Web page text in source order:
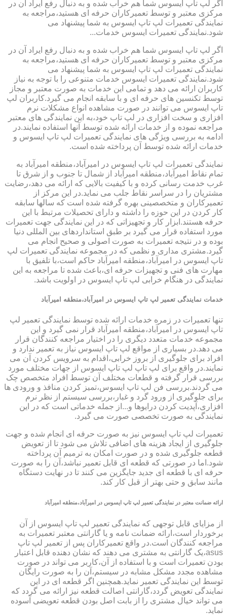
اگر لپ تاپ ایسوس شما هم خراب شده و به دنبال رفع ایراد آن در
مرکزی معتبر و توسط تعمیرکاران حرفه ای هستید،مراجعه به
نمایندگی تعمیرات لپ تاپ ایسوس به شما پیشنهاد می
شود.نمایندگی تعمیرات ایسوس خدمات...
اگر لپ تاپ ایسوس شما هم خراب شده و به دنبال رفع ایراد آن در
مرکزی معتبر و توسط تعمیرکاران حرفه ای هستید،مراجعه به
نمایندگی تعمیرات لپ تاپ ایسوس به شما پیشنهاد می
شود.نمایندگی تعمیرات ایسوس خدمات متنوعی را با توجه به نیاز
کاربران ارائه می دهد و تمامی این خدمات به صورت معتبر و مجاز
توسط تکنسین های حرفه ای و با سابقه انجام می گیرد.کاربران لپ
تاپ ایسوس می توانند در صورت مشاهده انواع مشکلات نرم
افزاری و سخت افزاری در لپ تاپ خود،به این نمایندگی های معتبر
مراجعه نموده و از خدمات ارائه شده توسط آنها استفاده نمایند.در
ادامه به بررسی ویژگی های نمایندگی تعمیرات لپ تاپ ایسوس و
خدمات ارائه شده توسط آن پرداخته شده است.
نمایندگی تعمیرات لپ تاپ ایسوس در امیرآباد،منطقه امیرآباد به
تمام نقاط امیرآباد،منطقه امیرآباد از شمال تا جنوب و از شرق تا
غرب خدمت رسانی کرده و با کیفیت بالایی که ارائه می دهد،رضایت
مشتریان را در سراسر نقاط جلب می نماید.در این مرکز از
تعمیرکاران و متخصصینی بهره گرفته شده است که سالها سابقه
کار کردن در این حوزه را داشته و دارای تحصیلات مرتبط با این
حرفه هستند.ابزار کار و تجهیزاتی که در این نمایندگی جهت تعمیرات
مورد استفاده قرار می گیرد بر طبق استانداردهای بین المللی دنیا
بوده و در نتیجه تعمیرات به صورت اصولی و صحیح انجام می
گیرد.مشتری مداری و نظمی که در مجموعه نمایندگی تعمیرات لپ
تاپ ایسوس در امیرآباد،منطقه امیرآباد حاکم است،با تلفیق با
مهارت های فنی و تجهیزات حرفه ای،باعث شده تا مراجعه به این
نمایندگی در هنگام خرابی لپ تاپ ایسوس در اولویت باشد.
خدمات نمایندگی تعمیر لپ تاپ ایسوس در امیرآباد،منطقه امیرآباد
تنها تعمیرات در زمره خدمات ارائه شده توسط نمایندگی تعمیر لپ
تاپ ایسوس در امیرآباد،منطقه امیرآباد قرار نمی گیرد و این
مجموعه خدمات متعدد دیگری را در اختیار مراجعه کنندگان قرار
می دهد.در بسیاری از مواقع لپ تاپ ایسوس نیاز به تعمیر ندارد و
افراد برای جلوگیری از بروز خرابی،اقدام به سرویس کردن آن می
نمایند.در واقع برای لپ تاپ لپ تاپ ایسوس از جهات مختلف مورد
بررسی قرار گرفته و قطعات مختلف آن توسط افراد متخصص چک
می گردند.بررسی فن لپ تاپ ایسوس،تمیز کردن منافذ و ورودی ها
برای جلوگیری از ورود گرد و غبار،بررسی سیستم از نظر نرم
افزاری،آپدیت کردن درایوها و...از جمله خدماتی است که در این
نمایندگی به صورت تخصصی صورت می گیرد.
تعمیرات لپ تاپ ایسوس نیز به صورت حرفه ای انجام شده و جهت
جلوگیری از ایجاد هزینه های اضافی تلاش می شود تا از تعویض
قطعه جلوگیری شده و در صورت امکان به ترمیم آن پرداخته
شود.اما در صورتی که قطعه ای قابل تعمیر نباشد،آن را به صورت
حرفه ای با قطعه ای جدید جایگزین می کنند تا در نهایت دستگاه
مانند سابق و حتی بهتر از قبل کار کند.
ارائه ضمانت معتبر در نمایندگی تعمیر لپ تاپ ایسوس در امیرآباد،منطقه امیرآباد
از مزایای قابل توجهی که نمایندگی تعمیر لپ تاپ ایسوس از آن
برخوردار است،ارائه ضمانت نامه و یا گارانتی معتبر تعمیرات به
مراجعه کنندگان است.در واقع تعمیرکاران پس از تعمیر لپ تاپ
asus،یک گارانتی به مشتری می دهند که نشان دهنده قابل اعتبار
بودن تعمیرات است و با استفاده از آن،کاربر می تواند در صورت
مشاهده مجدد مشکل مشابه در سیستم،آن را به صورت رایگان
توسط این نمایندگی تعمیر نماید.همچنین اگر قطعه ای در این
نمایندگی تعویض گردد،گارانتی اصالت قطعه نیز ارائه می گردد که
می تواند خیال مشتری را از بابت اصل بودن قطعه تعویضی آسوده
نماید.